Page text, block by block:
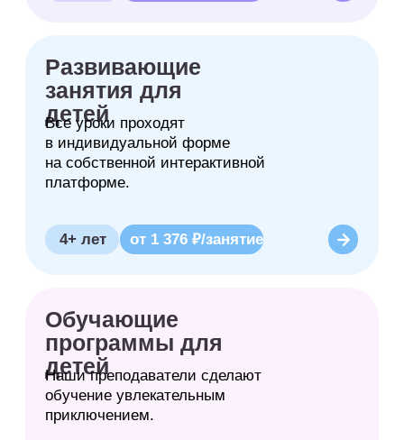
Школа Sirius Future
Главная
Вопрос-ответ
Государственная лицензия
Сведения об образовательной
Реквизиты
Документы
Технические требования
Франшиза